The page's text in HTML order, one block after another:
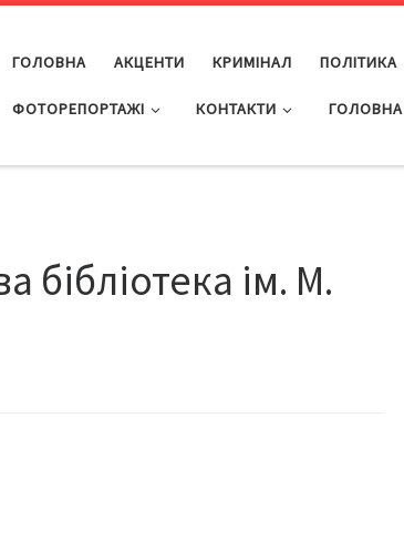
ГОЛОВНА АКЦЕНТИ КРИМІНАЛ ПОЛІТИКА
ФОТОРЕПОРТАЖІ КОНТАКТИ ГОЛОВНА
бібліотека ім. М.